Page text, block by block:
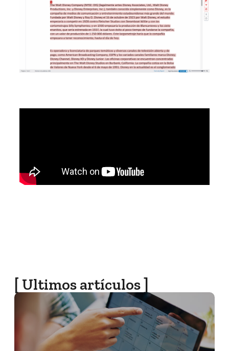
[ Ultimos artículos ]